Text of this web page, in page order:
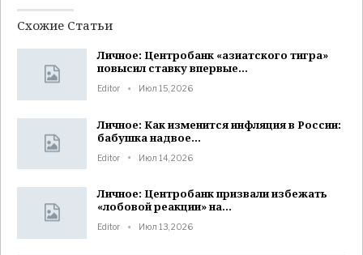
Схожие Статьи
Личное: Центробанк «азиатского тигра»
повысил ставку впервые…
Editor Июл 15, 2026
Личное: Как изменится инфляция в России:
бабушка надвое…
Editor Июл 14, 2026
Личное: Центробанк призвали избежать
«лобовой реакции» на…
Editor Июл 13, 2026